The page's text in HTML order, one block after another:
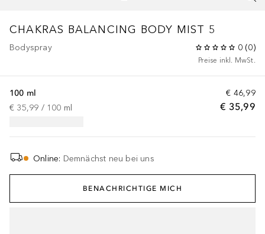
CHAKRAS BALANCING BODY MIST 5
Bodyspray 0 (0)
Preise inkl. MwSt.
€ 46,99
€ 35,99
100 ml
€ 35,99 / 100 ml
Online: Demnächst neu bei uns
BENACHRICHTIGE MICH